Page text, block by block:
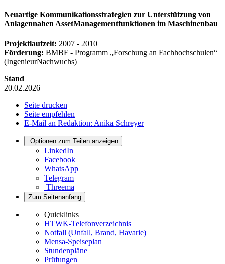
Neuartige Kommunikationsstrategien zur Unterstützung von
Anlagennahen AssetManagementfunktionen im Maschinenbau
Projektlaufzeit: 2007 - 2010
Förderung: BMBF ‐ Programm „Forschung an Fachhochschulen“
(IngenieurNachwuchs)
Stand
20.02.2026
Seite drucken
Seite empfehlen
E-Mail an Redaktion: Anika Schreyer
Optionen zum Teilen anzeigen
LinkedIn
Facebook
WhatsApp
Telegram
Threema
Zum Seitenanfang
Quicklinks
HTWK-Telefonverzeichnis
Notfall (Unfall, Brand, Havarie)
Mensa-Speiseplan
Stundenpläne
Prüfungen